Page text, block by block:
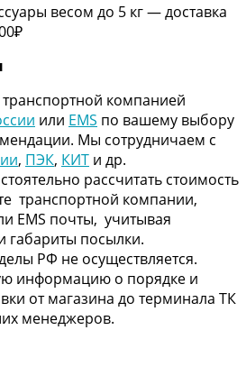
весом до 5 кг — доставка
транспортной компанией
или EMS по вашему выбору
Мы сотрудничаем с
, ПЭК, КИТ и др.
рассчитать стоимость
транспортной компании,
EMS почты, учитывая
габариты посылки.
РФ не осуществляется.
информацию о порядке и
от магазина до терминала ТК
менеджеров.